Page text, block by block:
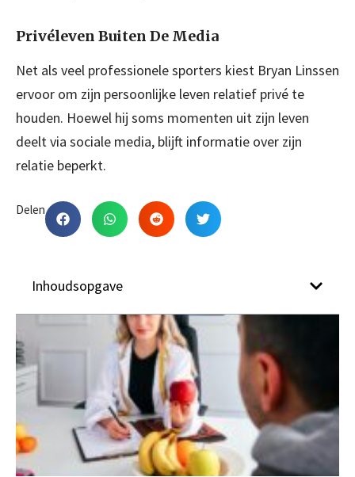
Privéleven Buiten De Media
Net als veel professionele sporters kiest Bryan Linssen
ervoor om zijn persoonlijke leven relatief privé te
houden. Hoewel hij soms momenten uit zijn leven
deelt via sociale media, blijft informatie over zijn
relatie beperkt.
Delen
Inhoudsopgave